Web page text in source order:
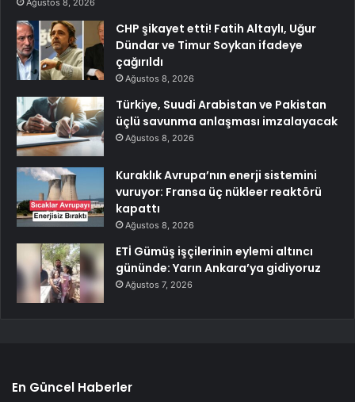
Ağustos 8, 2026
CHP şikayet etti! Fatih Altaylı, Uğur
Dündar ve Timur Soykan ifadeye
çağırıldı
Ağustos 8, 2026
Türkiye, Suudi Arabistan ve Pakistan
üçlü savunma anlaşması imzalayacak
Ağustos 8, 2026
Kuraklık Avrupa’nın enerji sistemini
vuruyor: Fransa üç nükleer reaktörü
kapattı
Ağustos 8, 2026
ETİ Gümüş işçilerinin eylemi altıncı
gününde: Yarın Ankara’ya gidiyoruz
Ağustos 7, 2026
En Güncel Haberler